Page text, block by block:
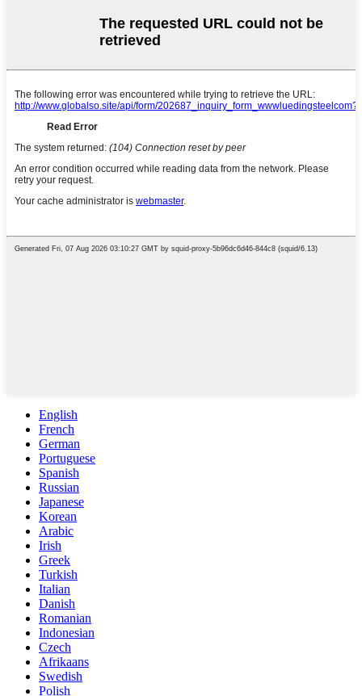
English
French
German
Portuguese
Spanish
Russian
Japanese
Korean
Arabic
Irish
Greek
Turkish
Italian
Danish
Romanian
Indonesian
Czech
Afrikaans
Swedish
Polish